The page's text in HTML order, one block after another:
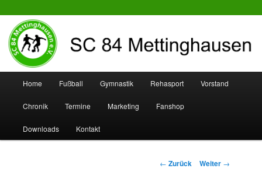
SC 84 Mettinghausen
Zum
Inhalt
wechseln
Zum
sekundären
Inhalt
Home Fußball Gymnastik Rehasport Vorstand
Chronik Termine Marketing Fanshop
Downloads Kontakt
Beitrags-
← Zurück Weiter →